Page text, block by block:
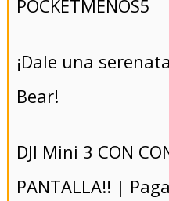
POCKETMENOS5
¡Dale una
Bear!
DJI Mini 3 CON
PANTALLA!! |